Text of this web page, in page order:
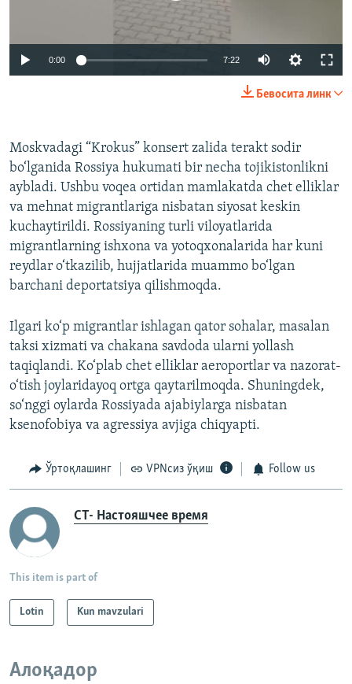
0:00 7:22
720p
1080p
Бевосита линк
Moskvadagi “Krokus” konsert zalida terakt sodir
bo‘lganida Rossiya hukumati bir necha tojikistonlikni
aybladi. Ushbu voqea ortidan mamlakatda chet elliklar
va mehnat migrantlariga nisbatan siyosat keskin
kuchaytirildi. Rossiyaning turli viloyatlarida
migrantlarning ishxona va yotoqxonalarida har kuni
reydlar o‘tkazilib, hujjatlarida muammo bo‘lgan
barchani deportatsiya qilishmoqda.
Ilgari ko‘p migrantlar ishlagan qator sohalar, masalan
taksi xizmati va chakana savdoda ularni yollash
taqiqlandi. Ko‘plab chet elliklar aeroportlar va nazorat-
o‘tish joylaridayoq ortga qaytarilmoqda. Shuningdek,
so‘nggi oylarda Rossiyada ajabiylarga nisbatan
ksenofobiya va agressiya avjiga chiqyapti.
Ўртоқлашинг VPNсиз ўқиш Follow us
CT- Настояшчее время
This item is part of
Lotin Kun mavzulari
Алоқадор